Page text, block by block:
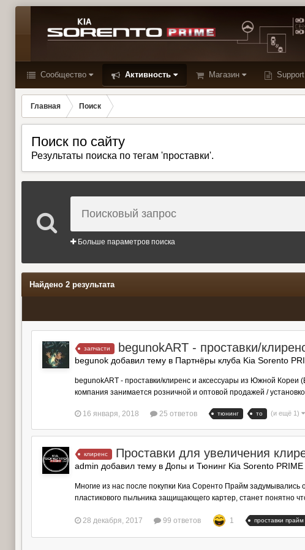
Сообщество Активность Магазин Support
Главная Поиск
Поиск по сайту
Результаты поиска по тегам 'проставки'.
Больше параметров поиска
Найдено 2 результата
запчасти begunokART - проставки/
begunok добавил тему в Партнёры клуба Kia Sorento
begunokART - проставки/клиренс и аксессуары из Южной
компания занимается розничной и оптовой продажей /
16 января, 2018 25 ответов тюнинг то (и ещё 1)
клиренс Проставки для увеличения
admin добавил тему в Допы и Тюнинг Kia Sorento PRIME
Многие из нас после покупки Киа Соренто Прайм
пластикового пыльника защищающего картер, станет понятно
28 декабря, 2017 99 ответов 1 проставки прайм